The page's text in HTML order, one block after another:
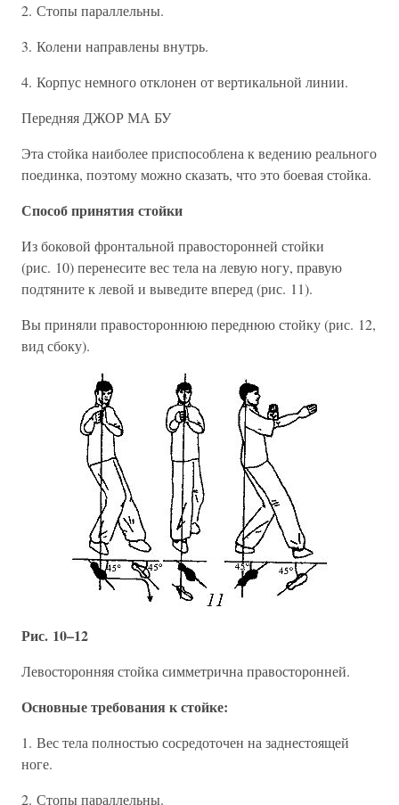
2. Стопы параллельны.
3. Колени направлены внутрь.
4. Корпус немного отклонен от вертикальной линии.
Передняя ДЖОР МА БУ
Эта стойка наиболее приспособлена к ведению реального
поединка, поэтому можно сказать, что это боевая стойка.
Способ принятия стойки
Из боковой фронтальной правосторонней стойки
(рис. 10) перенесите вес тела на левую ногу, правую
подтяните к левой и выведите вперед (рис. 11).
Вы приняли правостороннюю переднюю стойку (рис. 12,
вид сбоку).
Рис. 10–12
Левосторонняя стойка симметрична правосторонней.
Основные требования к стойке:
1. Вес тела полностью сосредоточен на заднестоящей
ноге.
2. Стопы параллельны.